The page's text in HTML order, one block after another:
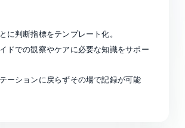
に判断指標をテンプレート化。
ドでの観察やケアに必要な知識をサポー
ーションに戻らずその場で記録が可能